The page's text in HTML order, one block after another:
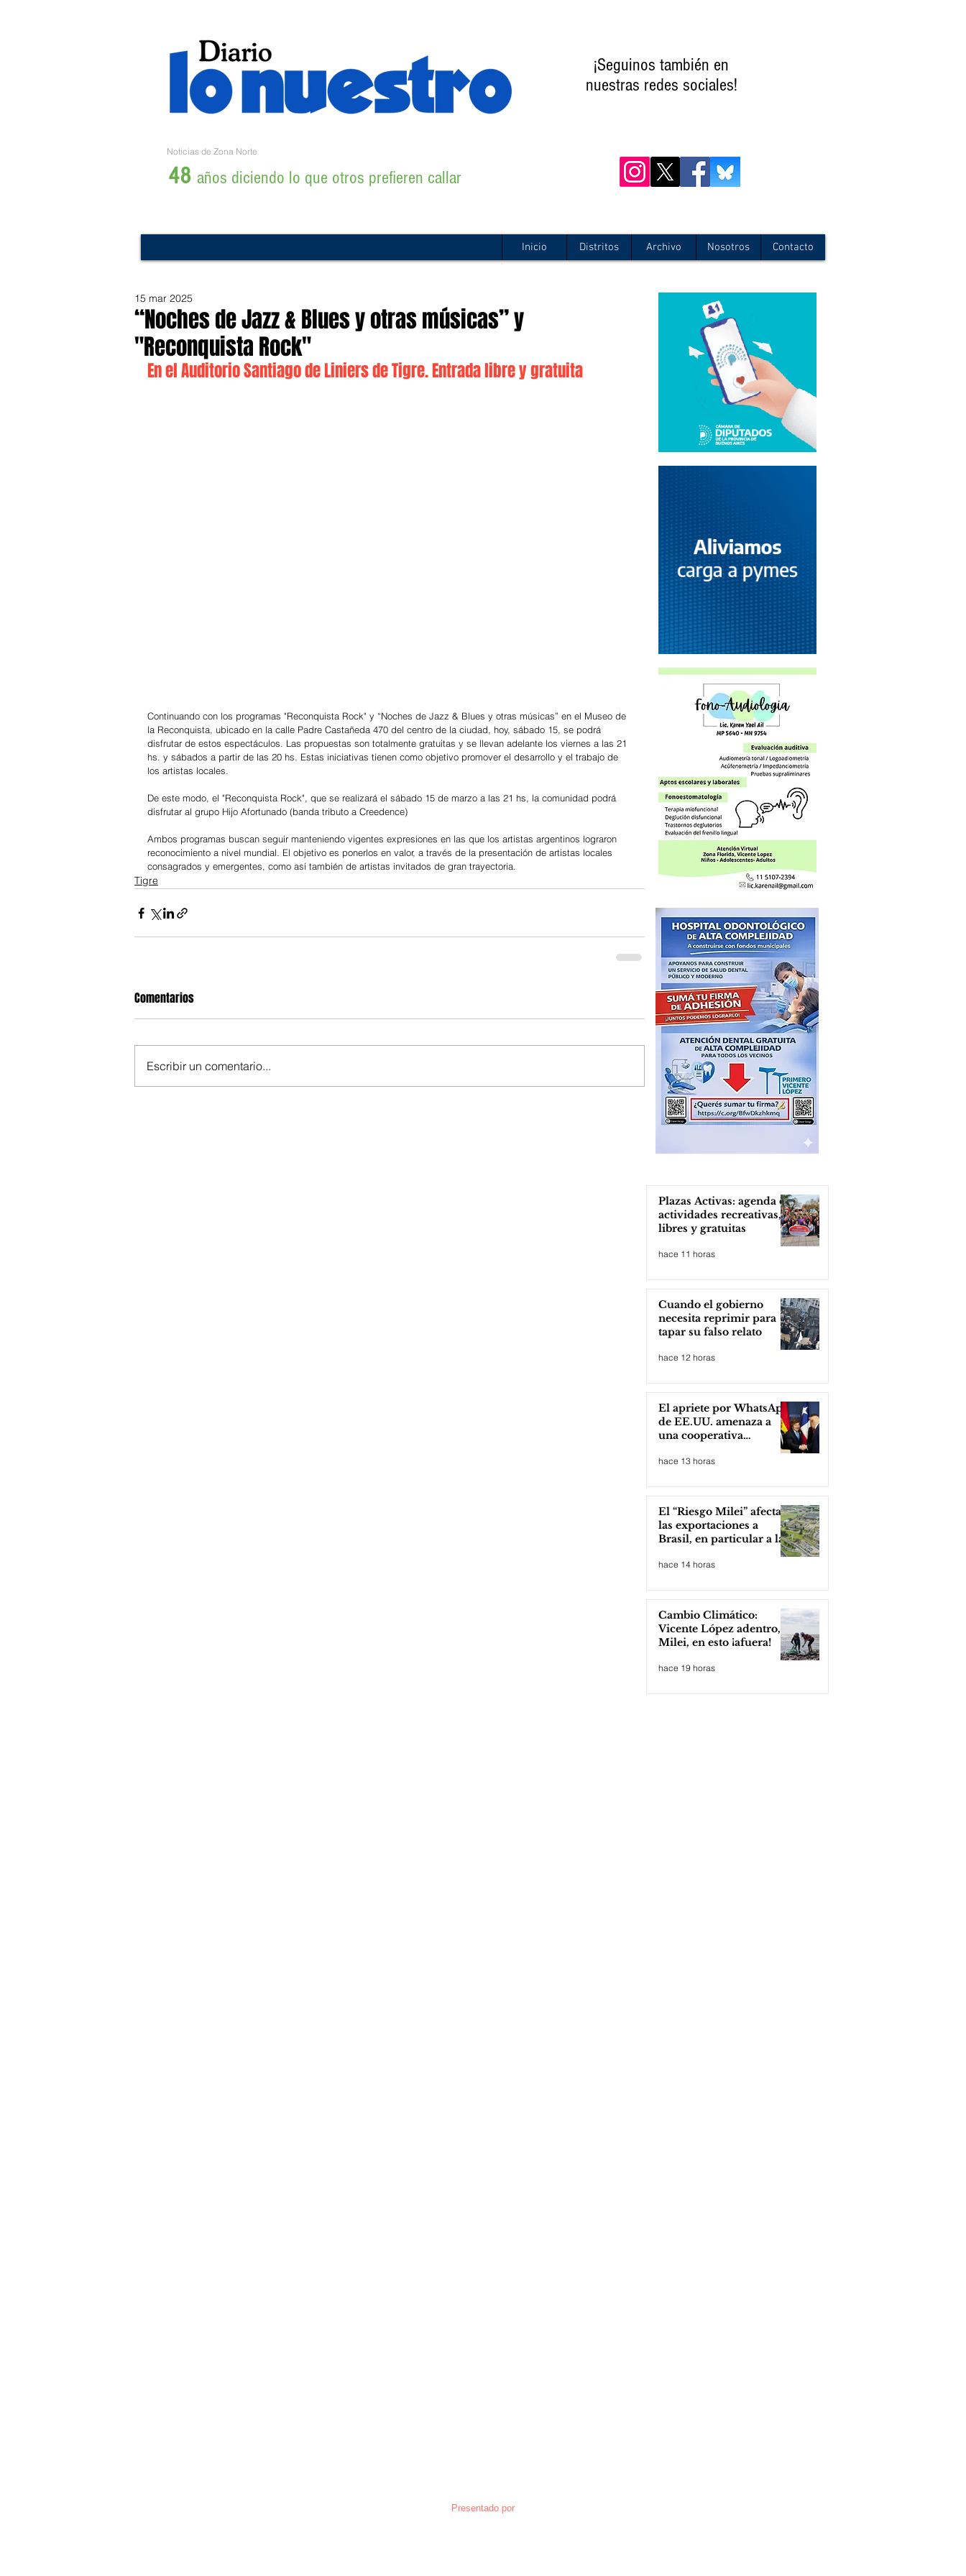
¡Seguinos también en
nuestras redes sociales!
Noticias de Zona Norte
48 años diciendo lo que otros prefieren callar
Inicio Distritos Archivo Nosotros Contacto
“Noches de Jazz & Blues y otras músicas” y
"Reconquista Rock"
15 mar 2025
En el Auditorio Santiago de Liniers de Tigre. Entrada libre y gratuita
Continuando con los programas "Reconquista Rock" y “Noches de Jazz & Blues y otras músicas” en el Museo de
la Reconquista, ubicado en la calle Padre Castañeda 470 del centro de la ciudad, hoy, sábado 15, se podrá
disfrutar de estos espectáculos. Las propuestas son totalmente gratuitas y se llevan adelante los viernes a las 21
hs. y sábados a partir de las 20 hs. Estas iniciativas tienen como objetivo promover el desarrollo y el trabajo de
los artistas locales.
De este modo, el "Reconquista Rock", que se realizará el sábado 15 de marzo a las 21 hs, la comunidad podrá
disfrutar al grupo Hijo Afortunado (banda tributo a Creedence)
Ambos programas buscan seguir manteniendo vigentes expresiones en las que los artistas argentinos lograron
reconocimiento a nivel mundial. El objetivo es ponerlos en valor, a través de la presentación de artistas locales
consagrados y emergentes, como así también de artistas invitados de gran trayectoria.
Tigre
Comentarios
Escribir un comentario...
Plazas Activas: agenda de
actividades recreativas,
libres y gratuitas
hace 11 horas
Cuando el gobierno
necesita reprimir para
tapar su falso relato
hace 12 horas
El apriete por WhatsApp
de EE.UU. amenaza a
una cooperativa
argentina para boicotear
a Huawei
hace 13 horas
El “Riesgo Milei” afecta
las exportaciones a
Brasil, en particular a la
industria automotriz de
la provincia
hace 14 horas
Cambio Climático:
Vicente López adentro,
Milei, en esto ¡afuera!
hace 19 horas
Presentado por